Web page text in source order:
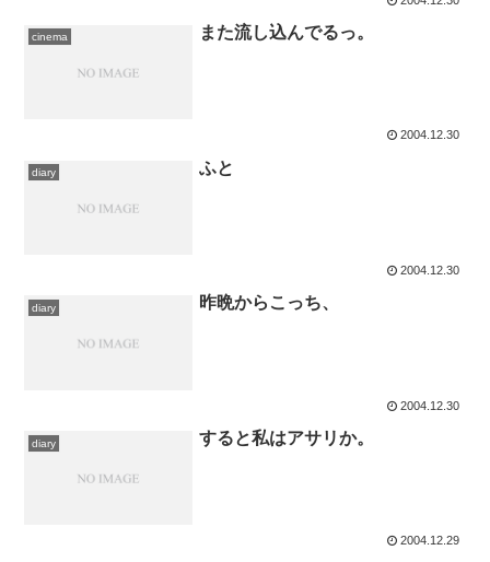
cinema また流し込んでるっ。
2004.12.30
diary ふと
2004.12.30
diary 昨晩からこっち、
2004.12.30
diary すると私はアサリか。
2004.12.29